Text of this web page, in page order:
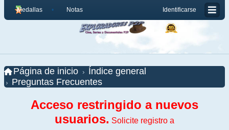
Identificarse
Medallas Notas
Página de inicio
Índice general
Preguntas Frecuentes
Acceso restringido a nuevos
usuarios. Solicite registro a